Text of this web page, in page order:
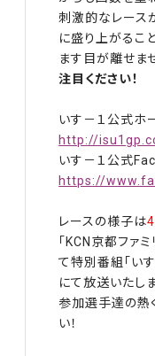
刺激的なレース
に盛り上がるこ
ます目が離せま
注目ください！
いす－１公式ホ
http://
いす－１公式
https://
レースの様子は
「KCN京都ファ
て特別番組「い
にて放送いたしま
参加選手達の熱
い！